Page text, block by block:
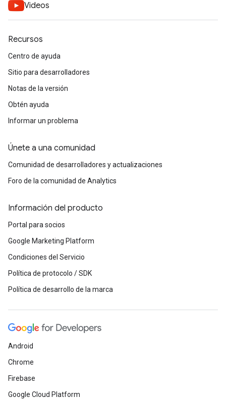
Videos
Recursos
Centro de ayuda
Sitio para desarrolladores
Notas de la versión
Obtén ayuda
Informar un problema
Únete a una comunidad
Comunidad de desarrolladores y actualizaciones
Foro de la comunidad de Analytics
Información del producto
Portal para socios
Google Marketing Platform
Condiciones del Servicio
Política de protocolo / SDK
Política de desarrollo de la marca
Android
Chrome
Firebase
Google Cloud Platform